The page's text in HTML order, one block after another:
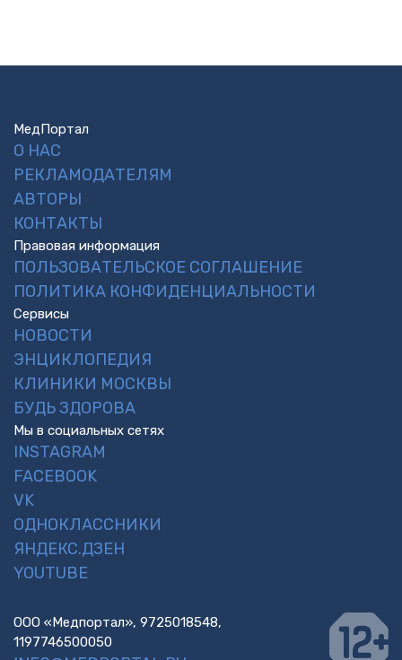
МедПортал
О НАС
РЕКЛАМОДАТЕЛЯМ
АВТОРЫ
КОНТАКТЫ
Правовая информация
ПОЛЬЗОВАТЕЛЬСКОЕ СОГЛАШЕНИЕ
ПОЛИТИКА КОНФИДЕНЦИАЛЬНОСТИ
Сервисы
НОВОСТИ
ЭНЦИКЛОПЕДИЯ
КЛИНИКИ МОСКВЫ
БУДЬ ЗДОРОВА
Мы в социальных сетях
INSTAGRAM
FACEBOOK
VK
ОДНОКЛАССНИКИ
ЯНДЕКС.ДЗЕН
YOUTUBE
ООО «Медпортал», 9725018548,
1197746500050